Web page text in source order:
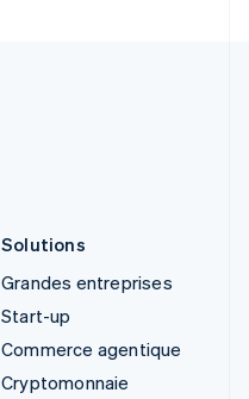
Solutions
Grandes entreprises
Start-up
Commerce agentique
Cryptomonnaie